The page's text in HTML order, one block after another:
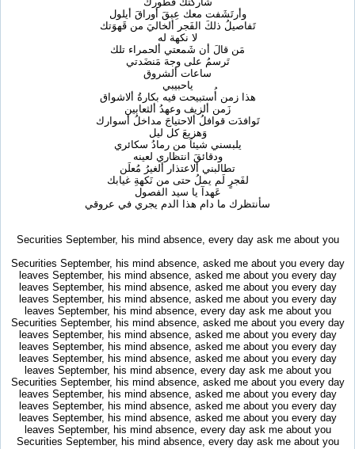
وأرتَشَفت معك عِبقَ أوراقَ أيلول
تَفاصيلُ ذلكَ الفَجر ألخاليَ من قَهوَتك
لا نكهة له
مَن قالَ أن شَمعتي ألحمراء تلك
تَرسمُ على وجهَ مَنضَدتي
ساعات ألشروق
ياحبيبي
هذا زمن أُستبيحت فيه بكارةُ ألاشواق
زَمن ألزيف وعهدُ ألثعابين
تَوافدَت قوافلُ ألاحتياجَ مداخلُ أسوارك
وَهزيعَ كل ليل
يلبسني شيئآ من رمادُ سكائري
ودقائقَ انتظاري لعينه
تطالبني ألاعتذار ألغيرُ مُعلَن
لفَجرٍ لَم يملُ حتى من نَكهةِ غيابك
عَهدآ يا سيد الفصول
سأنتظرك ما دام هذا الدم يجري في عروقي
Securities September, his mind absence, every day ask me about you
Securities September, his mind absence, asked me about you every day
leaves September, his mind absence, asked me about you every day
leaves September, his mind absence, asked me about you every day
leaves September, his mind absence, asked me about you every day
leaves September, his mind absence, every day ask me about you
Securities September, his mind absence, asked me about you every day
leaves September, his mind absence, asked me about you every day
leaves September, his mind absence, asked me about you every day
leaves September, his mind absence, asked me about you every day
leaves September, his mind absence, every day ask me about you
Securities September, his mind absence, asked me about you every day
leaves September, his mind absence, asked me about you every day
leaves September, his mind absence, asked me about you every day
leaves September, his mind absence, asked me about you every day
leaves September, his mind absence, every day ask me about you
Securities September, his mind absence, every day ask me about you